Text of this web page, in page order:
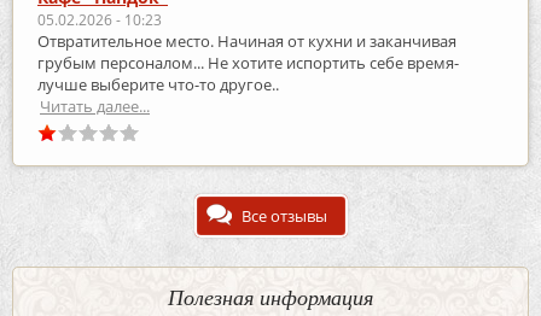
05.02.2026 - 10:23
Отвратительное место. Начиная от кухни и заканчивая
грубым персоналом... Не хотите испортить себе время-
лучше выберите что-то другое..
Читать далее...
Все отзывы
Полезная информация